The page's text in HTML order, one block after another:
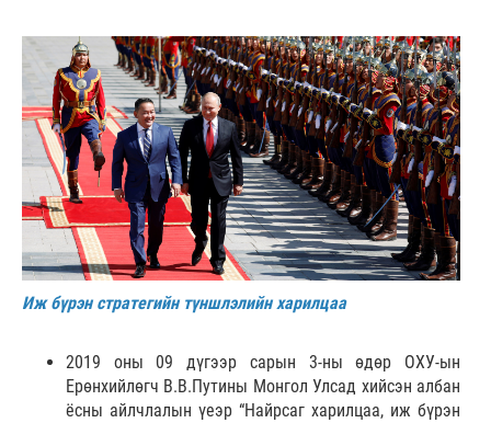
Иж бүрэн стратегийн түншлэлийн харилцаа
2019 оны 09 дүгээр сарын 3-ны өдөр ОХУ-ын
Ерөнхийлөгч В.В.Путины Монгол Улсад хийсэн албан
ёсны айлчлалын үеэр “Найрсаг харилцаа, иж бүрэн